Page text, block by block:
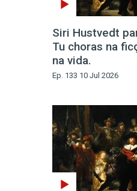
Siri Hustvedt
Tu choras na
na vida.
Ep. 133 10 Jul 2026